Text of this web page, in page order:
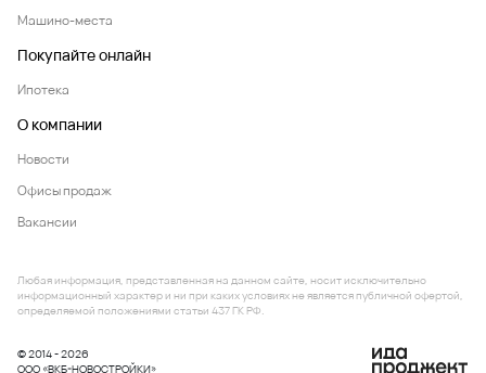
Машино-места
Покупайте онлайн
Ипотека
О компании
Новости
Офисы продаж
Вакансии
© 2014 - 2026
ООО «ВКБ-НОВОСТРОЙКИ»
Любая информация, представленная на данном сайте, носит исключительно
информационный характер и ни при каких условиях не является публичной офертой,
определяемой положениями статьи 437 ГК РФ.